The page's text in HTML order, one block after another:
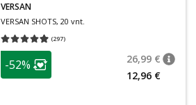
VERSAN
VERSAN SHOTS, 20 vnt.
(297)
Vidutinis įvertinimas 4.93
patarimas
Lojalumo klubo narių nuolaida
-52% 26,99 €
12,96 €